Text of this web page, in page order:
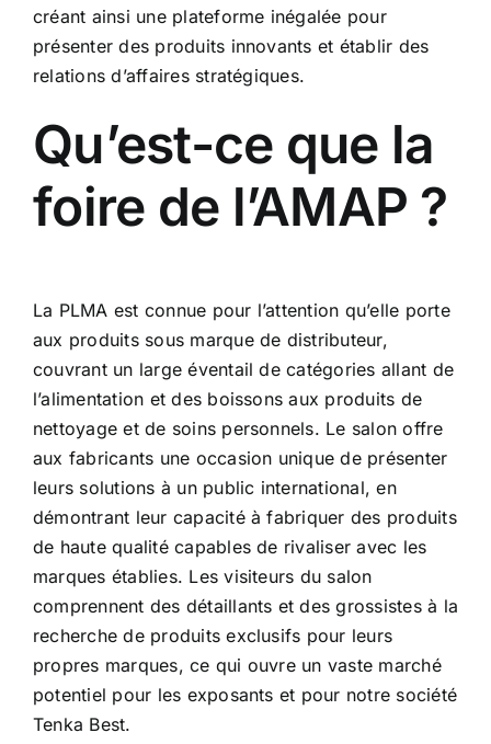
créant ainsi une plateforme inégalée pour
présenter des produits innovants et établir des
relations d’affaires stratégiques.
Qu’est-ce que la
foire de l’AMAP ?
La PLMA est connue pour l’attention qu’elle porte
aux produits sous marque de distributeur,
couvrant un large éventail de catégories allant de
l’alimentation et des boissons aux produits de
nettoyage et de soins personnels. Le salon offre
aux fabricants une occasion unique de présenter
leurs solutions à un public international, en
démontrant leur capacité à fabriquer des produits
de haute qualité capables de rivaliser avec les
marques établies. Les visiteurs du salon
comprennent des détaillants et des grossistes à la
recherche de produits exclusifs pour leurs
propres marques, ce qui ouvre un vaste marché
potentiel pour les exposants et pour notre société
Tenka Best.